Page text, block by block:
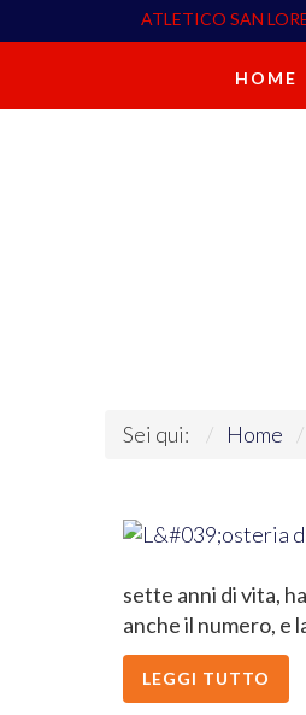
ATLETICO SAN
HOME
Sei qui: Home
sette anni di vita,
anche il numero, e
LEGGI TUTTO